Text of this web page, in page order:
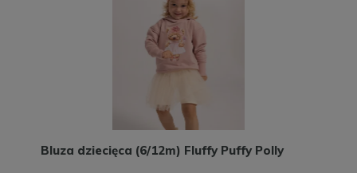
Bluza dziecięca (6/12m) Fluffy Puffy Polly